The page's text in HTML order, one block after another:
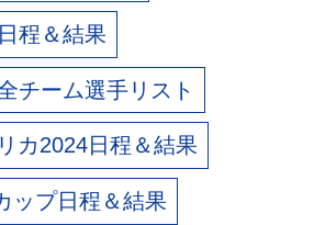
程＆結果
チーム選手リスト
カ2024日程＆結果
ップ日程＆結果